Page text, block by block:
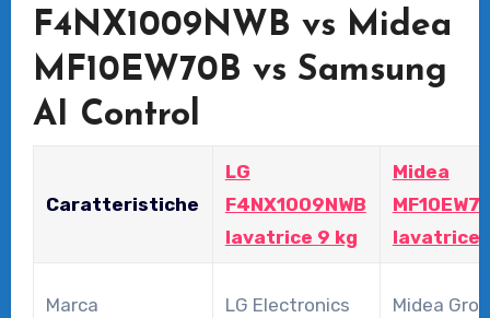
F4NX1009NWB vs Midea
MF10EW70B vs Samsung
AI Control
Caratteristiche
LG
F4NX1009NWB
lavatrice 9 kg
Midea
lavatrice
Marca LG Electronics Midea